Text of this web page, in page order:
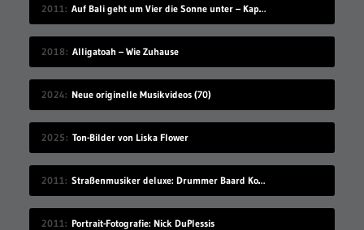
2011 Auf Bali geht um Vier die Sonne unter – Kapitel 11
2018 Alligatoah – Wie Zuhause
2024 Neue originelle Musikvideos (70)
2025 Ton-Bilder von Liska Flower
2011 Straßenmusiker deluxe: Drummer Baard Kolstad
2011 Portrait-Fotografie: Nick DuPlessis